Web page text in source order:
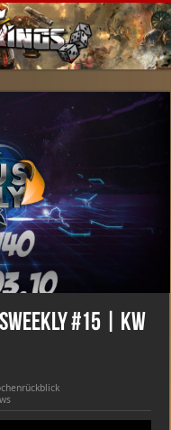
#15 | KW